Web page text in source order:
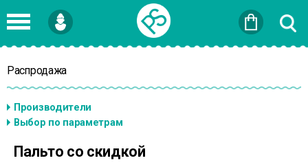
Войти
Распродажа
Пальто со скидкой